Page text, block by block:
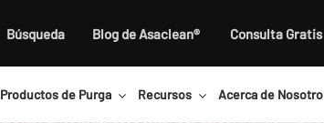
Búsqueda Blog de Asaclean® Consulta Gratis
Productos de Purga Recursos Acerca de Nosotro